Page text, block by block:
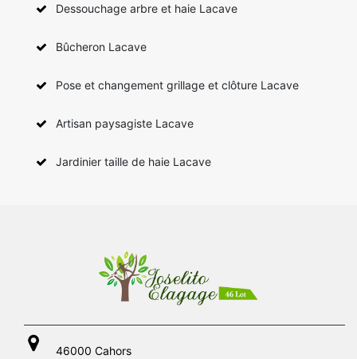
Dessouchage arbre et haie Lacave
Bûcheron Lacave
Pose et changement grillage et clôture Lacave
Artisan paysagiste Lacave
Jardinier taille de haie Lacave
46000 Cahors